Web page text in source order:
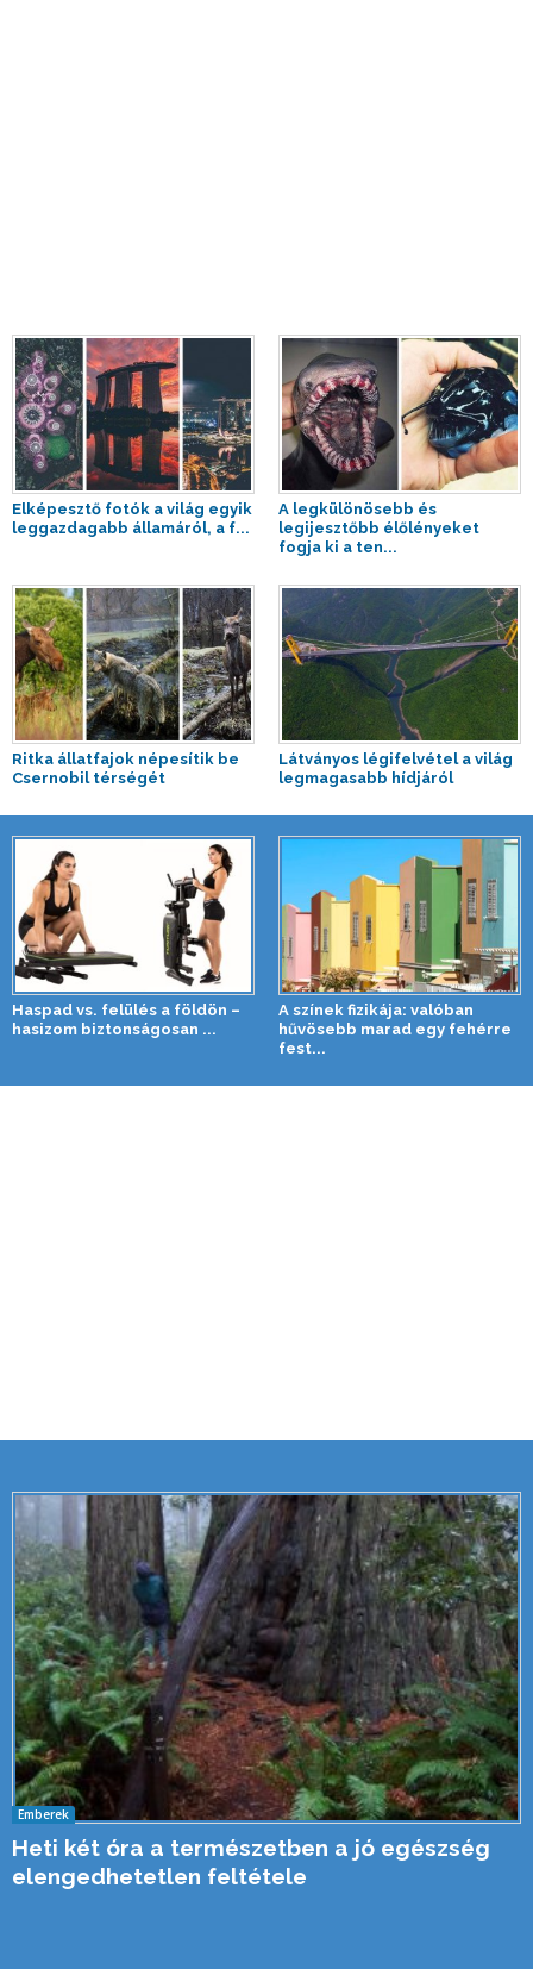
Elképesztő fotók a világ egyik
leggazdagabb államáról, a f...
A legkülönösebb és
legijesztőbb élőlényeket
fogja ki a ten...
Ritka állatfajok népesítik be
Csernobil térségét
Látványos légifelvétel a világ
legmagasabb hídjáról
Haspad vs. felülés a földön –
hasizom biztonságosan ...
A színek fizikája: valóban
hűvösebb marad egy fehérre
fest...
Emberek
Heti két óra a természetben a jó egészség
elengedhetetlen feltétele